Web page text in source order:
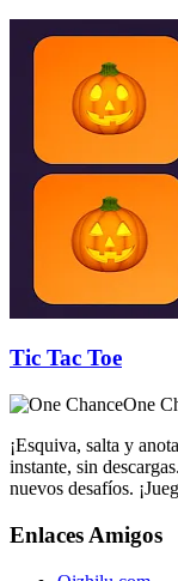
Tic Tac Toe
One
¡Esquiva, salta y
instante, sin
nuevos desafíos.
Enlaces Amigos